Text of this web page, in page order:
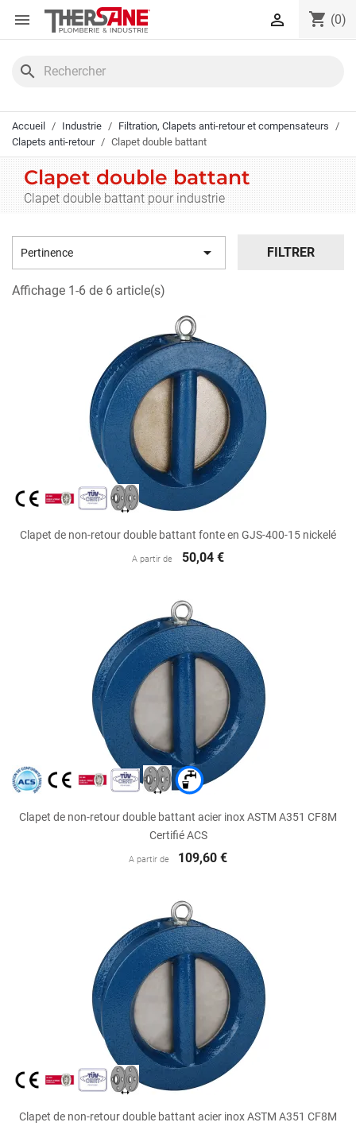
Panneau de gestion des cookies
 shopping_cart (0)

search
Accueil Industrie
Filtration, Clapets anti-retour et compensateurs
Clapets anti-retour
Clapet double battant
Clapet double battant
Clapet double battant pour industrie
Pertinence  FILTRER
Affichage 1-6 de 6 article(s)
Clapet de non-retour double battant fonte en GJS-400-15 nickelé
A partir de 50,04 €
Clapet de non-retour double battant acier inox ASTM A351 CF8M
Certifié ACS
A partir de 109,60 €
Clapet de non-retour double battant acier inox ASTM A351 CF8M